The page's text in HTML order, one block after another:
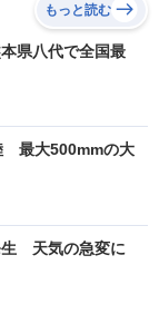
もっと読む
県八代で全国最
最大500mmの大
生 天気の急変に